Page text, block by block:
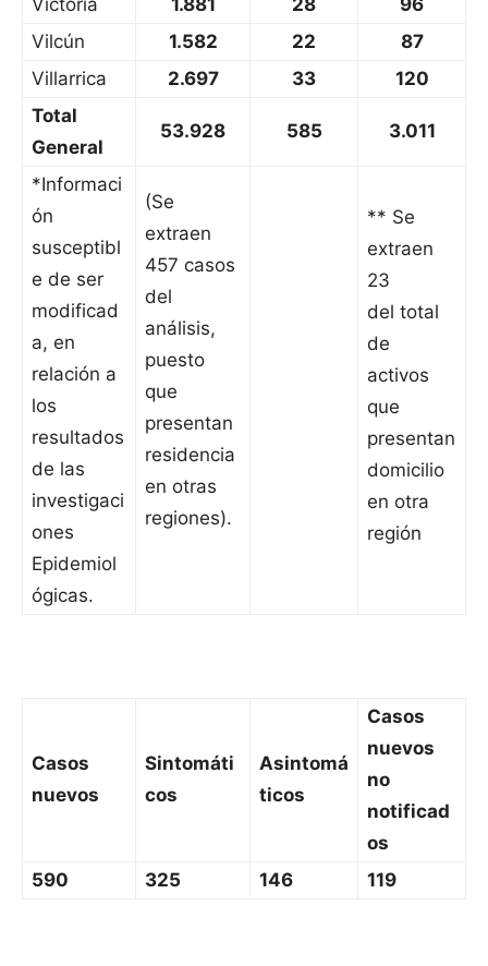
Victoria 1.881 28
96
Vilcún
1.582 22
87
Villarrica
2.697 33
120
Total
General
53.928 585 3.011
*Informaci
ón
susceptibl
e de ser
modificad
a, en
relación a
los
resultados
de las
investigaci
ones
Epidemiol
ógicas.
(Se
extraen
457 casos
del
análisis,
puesto
que
presentan
residencia
en otras
regiones).
** Se
extraen
23
del total
de
activos
que
presentan
domicilio
en otra
región
Casos
nuevos
Sintomáti
cos
Asintomá
ticos
Casos
nuevos
no
notificad
os
590
325 146 119